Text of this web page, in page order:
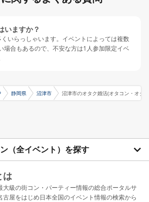
いますか？
いらっしゃいます。イベントによっては複数
場合もあるので、不安な方は1人参加限定イベ
静岡県 沼津市 沼津市のオタク婚活(オタコン・オタ
（全イベント）を探す
は
大級の街コン・パーティー情報の総合ポータルサ
屋をはじめ日本全国のイベント情報の検索から